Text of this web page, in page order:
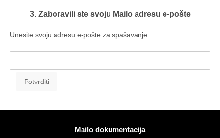
3. Zaboravili ste svoju Mailo adresu e-pošte
Unesite svoju adresu e-pošte za spašavanje:
Mailo dokumentacija